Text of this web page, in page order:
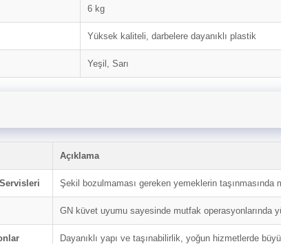
6 kg
Yüksek kaliteli, darbelere dayanıklı plastik
Yeşil, Sarı
Açıklama
Şekil bozulmaması gereken yemeklerin
GN küvet uyumu sayesinde mutfak operasyonlarında
Dayanıklı yapı ve taşınabilirlik, yoğun hizmetlerde